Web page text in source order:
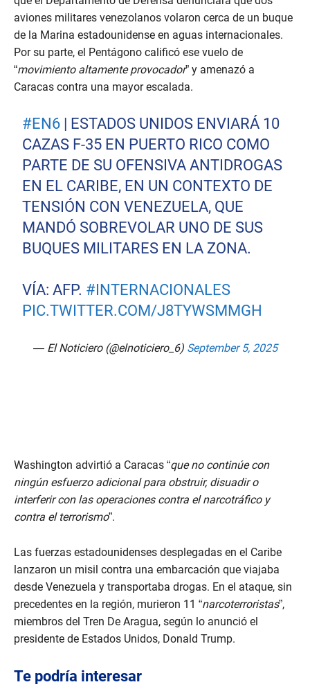
aviones militares venezolanos volaron cerca de un buque
de la Marina estadounidense en aguas internacionales.
Por su parte, el Pentágono calificó ese vuelo de
“movimiento altamente provocador” y amenazó a
Caracas contra una mayor escalada.
#EN6 | ESTADOS UNIDOS ENVIARÁ 10
CAZAS F-35 EN PUERTO RICO COMO
PARTE DE SU OFENSIVA ANTIDROGAS
EN EL CARIBE, EN UN CONTEXTO DE
TENSIÓN CON VENEZUELA, QUE
MANDÓ SOBREVOLAR UNO DE SUS
BUQUES MILITARES EN LA ZONA.
VÍA: AFP. #INTERNACIONALES
PIC.TWITTER.COM/J8TYWSMMGH
— El Noticiero (@elnoticiero_6) September 5, 2025
Washington advirtió a Caracas “que no continúe con
ningún esfuerzo adicional para obstruir, disuadir o
interferir con las operaciones contra el narcotráfico y
contra el terrorismo”.
Las fuerzas estadounidenses desplegadas en el Caribe
lanzaron un misil contra una embarcación que viajaba
desde Venezuela y transportaba drogas. En el ataque, sin
precedentes en la región, murieron 11 “narcoterroristas”,
miembros del Tren De Aragua, según lo anunció el
presidente de Estados Unidos, Donald Trump.
Te podría interesar